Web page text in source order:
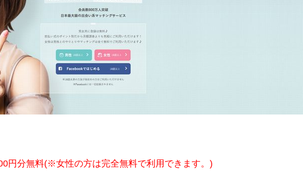
円分無料(※女性の方は完全無料で利用できます。)